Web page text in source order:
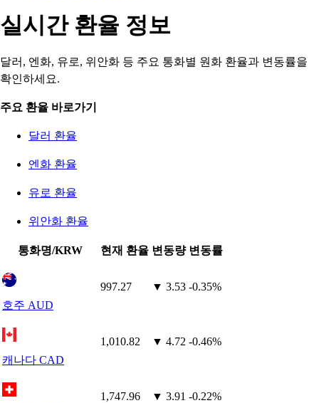
실시간 환율 정보
달러, 엔화, 유로, 위안화 등 주요 통화별 원화 환율과 변동률을
확인하세요.
주요 환율 바로가기
달러 환율
엔화 환율
유로 환율
위안화 환율
통화명/KRW 현재 환율 변동량 변동률
호주 AUD
997.27 ▼ 3.53 -0.35%
캐나다 CAD
1,010.82 ▼ 4.72 -0.46%
1,747.96 ▼ 3.91 -0.22%